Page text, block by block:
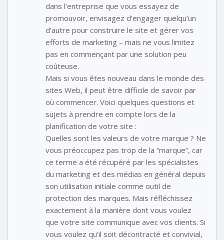
dans l’entreprise que vous essayez de
promouvoir, envisagez d’engager quelqu’un
d’autre pour construire le site et gérer vos
efforts de marketing – mais ne vous limitez
pas en commençant par une solution peu
coûteuse.
Mais si vous êtes nouveau dans le monde des
sites Web, il peut être difficile de savoir par
où commencer. Voici quelques questions et
sujets à prendre en compte lors de la
planification de votre site :
Quelles sont les valeurs de votre marque ? Ne
vous préoccupez pas trop de la “marque”, car
ce terme a été récupéré par les spécialistes
du marketing et des médias en général depuis
son utilisation initiale comme outil de
protection des marques. Mais réfléchissez
exactement à la manière dont vous voulez
que votre site communique avec vos clients. Si
vous voulez qu’il soit décontracté et convivial,